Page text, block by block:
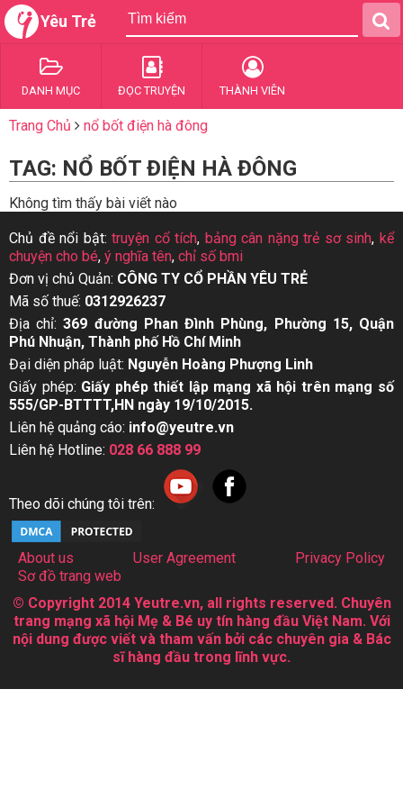
Yêu Trẻ
DANH MỤC ĐỌC TRUYỆN THÀNH VIÊN
Trang Chủ nổ bốt điện hà đông
TAG: NỔ BỐT ĐIỆN HÀ ĐÔNG
Không tìm thấy bài viết nào
Chủ đề nổi bật:truyện cổ tích, bảng cân nặng trẻ sơ sinh,kể
chuyện cho bé, ý nghĩa tên, chỉ số bmi
Đơn vị chủ Quản: CÔNG TY CỔ PHẦN YÊU TRẺ
Mã số thuế: 0312926237
Địa chỉ:369 đường Phan Đình Phùng, Phường 15, Quận
Phú Nhuận, Thành phố Hồ Chí Minh
Đại diện pháp luật: Nguyễn Hoàng Phượng Linh
Giấy phép: Giấy phép thiết lập mạng xã hội trên mạng số
555/GP-BTTTT,HN ngày 19/10/2015.
Liên hệ quảng cáo: info@yeutre.vn
Liên hệ Hotline: 028 66 888 99
Theo dõi chúng tôi trên:
About us User Agreement
Privacy Policy
Sơ đồ trang web
© Copyright 2014 Yeutre.vn, all rights reserved. Chuyên
trang mạng xã hội Mẹ & Bé uy tín hàng đầu Việt Nam. Với
nội dung được viết và tham vấn bởi các chuyên gia & Bác
sĩ hàng đầu trong lĩnh vực.